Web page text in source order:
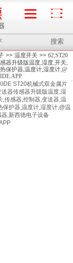
>> 温度开关 >> 62,ST20
器升级版温度,湿度,开关,
保护器,温度计,湿度计,@
ST20机械式双金属片
送器传感器升级版温度,湿
,传感器,控制器,变送器,温
保护器,温度计,湿度计,@温
器,新西德电子设备
搜索